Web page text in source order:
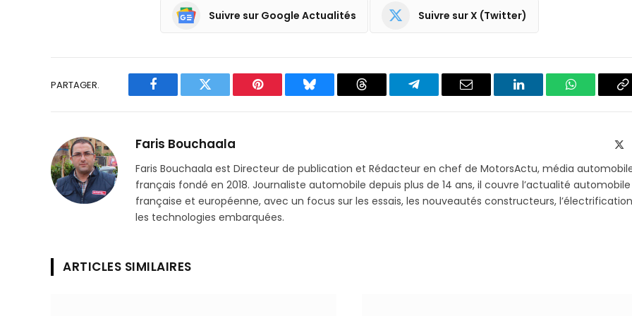
Suivre sur Google Actualités Suivre sur X (Twitter)
PARTAGER.
Facebook Twitter Pinterest Bluesky Threads
Partager
Email LinkedIn WhatsApp
Faris Bouchaala
Faris Bouchaala est Directeur de publication et Rédacteur en chef de MotorsActu, média
français fondé en 2018. Journaliste automobile depuis plus de 14 ans, il couvre l’actualité automobile
française et européenne, avec un focus sur les essais, les nouveautés constructeurs,
les technologies embarquées.
ARTICLES SIMILAIRES